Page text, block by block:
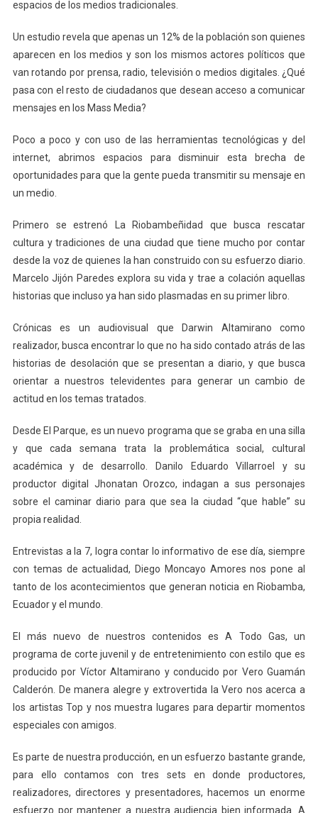
3
Centros
Digitales
espacios de los medios tradicionales.
Un estudio revela que apenas un 12% de la población son quienes
aparecen en los medios y son los mismos actores políticos que
van rotando por prensa, radio, televisión o medios digitales. ¿Qué
pasa con el resto de ciudadanos que desean acceso a comunicar
mensajes en los Mass Media?
Poco a poco y con uso de las herramientas tecnológicas y del
internet, abrimos espacios para disminuir esta brecha de
oportunidades para que la gente pueda transmitir su mensaje en
un medio.
Primero se estrenó La Riobambeñidad que busca rescatar
cultura y tradiciones de una ciudad que tiene mucho por contar
desde la voz de quienes la han construido con su esfuerzo diario.
Marcelo Jijón Paredes explora su vida y trae a colación aquellas
historias que incluso ya han sido plasmadas en su primer libro.
Crónicas es un audiovisual que Darwin Altamirano como
realizador, busca encontrar lo que no ha sido contado atrás de las
historias de desolación que se presentan a diario, y que busca
orientar a nuestros televidentes para generar un cambio de
actitud en los temas tratados.
Desde El Parque, es un nuevo programa que se graba en una silla
y que cada semana trata la problemática social, cultural
académica y de desarrollo. Danilo Eduardo Villarroel y su
productor digital Jhonatan Orozco, indagan a sus personajes
sobre el caminar diario para que sea la ciudad “que hable” su
propia realidad.
Entrevistas a la 7, logra contar lo informativo de ese día, siempre
con temas de actualidad, Diego Moncayo Amores nos pone al
tanto de los acontecimientos que generan noticia en Riobamba,
Ecuador y el mundo.
El más nuevo de nuestros contenidos es A Todo Gas, un
programa de corte juvenil y de entretenimiento con estilo que es
producido por Víctor Altamirano y conducido por Vero Guamán
Calderón. De manera alegre y extrovertida la Vero nos acerca a
los artistas Top y nos muestra lugares para departir momentos
especiales con amigos.
Es parte de nuestra producción, en un esfuerzo bastante grande,
para ello contamos con tres sets en donde productores,
realizadores, directores y presentadores, hacemos un enorme
esfuerzo por mantener a nuestra audiencia bien informada. A